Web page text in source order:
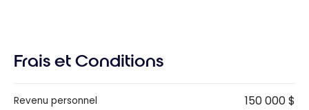
Frais et Conditions
Revenu personnel 150 000 $